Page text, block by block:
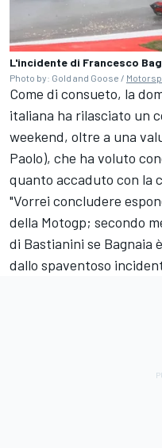
L'incidente di Francesco
Photo by: Gold and Goose /
Come di consueto, la
italiana ha rilasciato un
weekend, oltre a una
Paolo), che ha voluto
quanto accaduto con la
"Vorrei concludere
della Motogp; secondo
di Bastianini se Bagnaia
dallo spaventoso